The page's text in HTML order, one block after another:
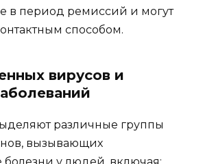
в период ремиссий и могут
способом.
вирусов и
различные группы
вызывающих